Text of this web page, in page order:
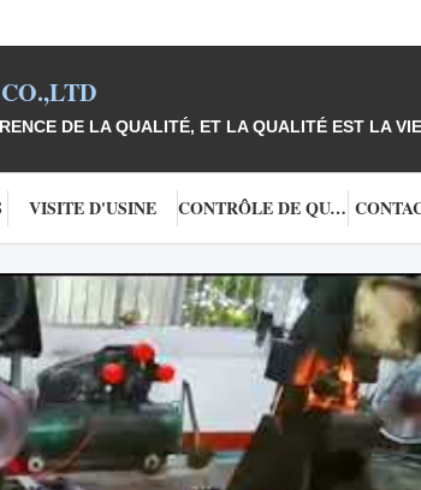
DE LA QUALITÉ, ET LA QUALITÉ EST LA
VISITE D'USINE CONTRÔLE DE QUALITÉ